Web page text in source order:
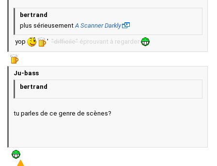
bertrand
plus sérieusementA Scanner Darkly
yop ' "difficile" éprouvant à regarder
Ju-bass
bertrand
tu parles de ce genre de scènes?